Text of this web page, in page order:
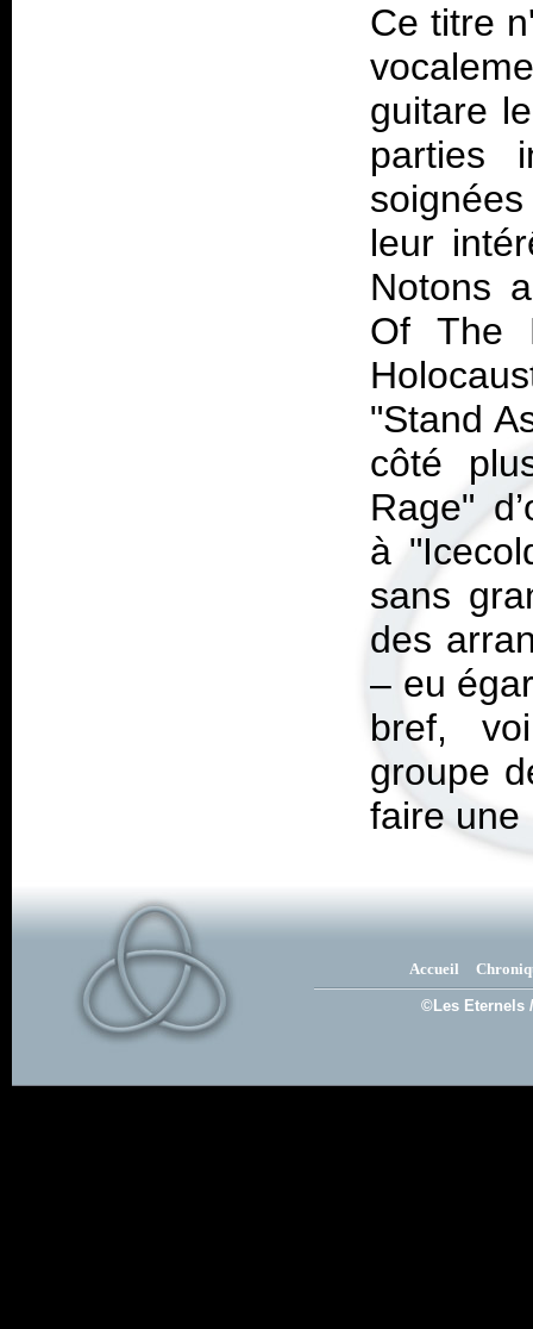
Ce titre
guitare
parties
leur
Notons
Of The
"Stand
côté
Rage"
à
sans
des
– eu
bref,
groupe
faire une
Accueil
©Les Eternels